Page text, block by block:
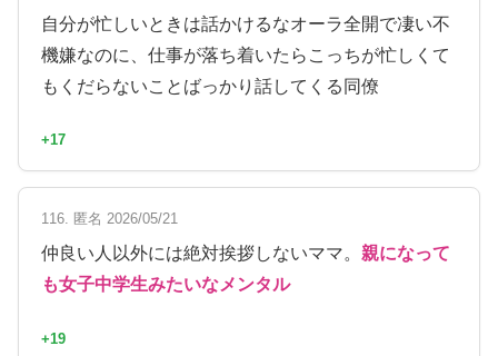
自分が忙しいときは話かけるなオーラ全開で凄い不
機嫌なのに、仕事が落ち着いたらこっちが忙しくて
もくだらないことばっかり話してくる同僚
+17
116. 匿名 2026/05/21
仲良い人以外には絶対挨拶しないママ。 親になって
も女子中学生みたいなメンタル
+19